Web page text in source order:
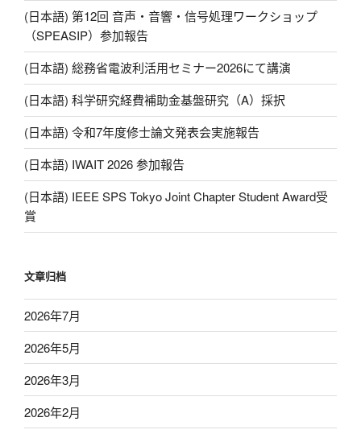
(日本語) 第12回 音声・音響・信号処理ワークショップ
（SPEASIP）参加報告
(日本語) 総務省電波利活用セミナー2026にて講演
(日本語) 科学研究経費補助金基盤研究（A）採択
(日本語) 令和7年度修士論文発表会実施報告
(日本語) IWAIT 2026 参加報告
(日本語) IEEE SPS Tokyo Joint Chapter Student Award受
賞
文章归档
2026年7月
2026年5月
2026年3月
2026年2月